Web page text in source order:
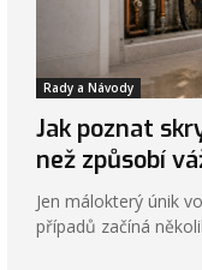
Rady a Návody
Jak poznat
než způsobí
Jen málokterý únik
případů začíná